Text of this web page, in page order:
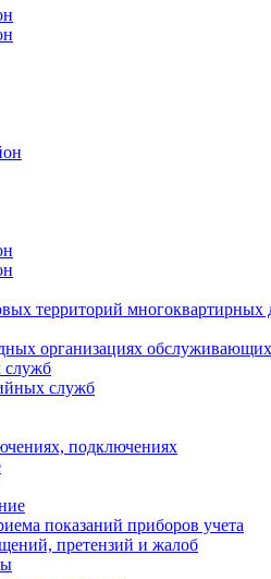
территорий многоквартирных
организациях
служб
служб
подключениях
показаний приборов учета
претензий и жалоб